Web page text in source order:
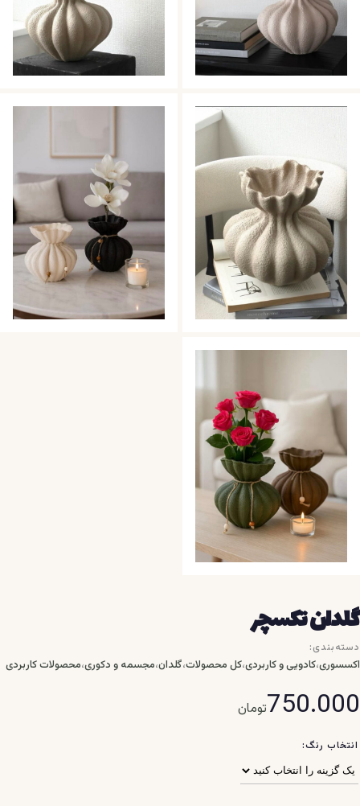
گلدان تکسچر
دسته‌بندی:
اکسسوری،کادویی و کاربردی،کل محصولات،گلدان،مجسمه و دکوری،محصولات کاربردی
750.000تومان
انتخاب رنگ: